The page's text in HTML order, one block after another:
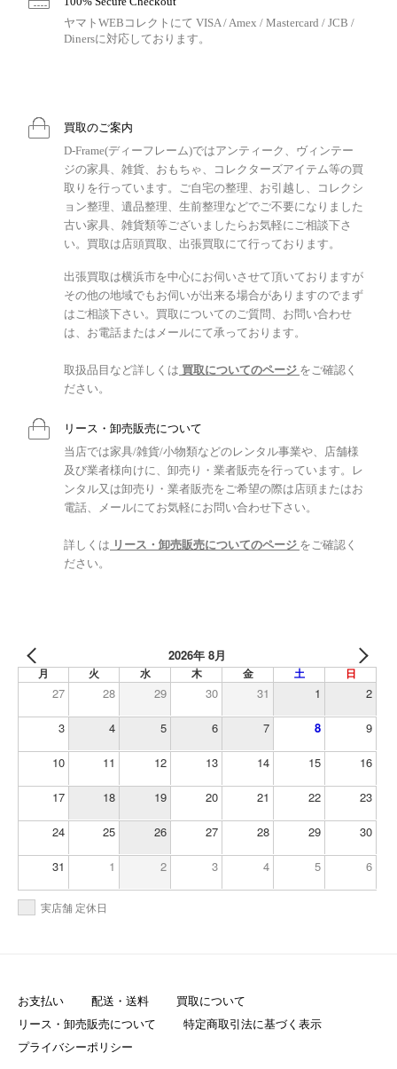
ヤマトWEBコレクトにて VISA / Amex / Mastercard / JCB /
Dinersに対応しております。
買取のご案内
D-Frame(ディーフレーム)ではアンティーク、ヴィンテー
ジの家具、雑貨、おもちゃ、コレクターズアイテム等の買
取りを行っています。ご自宅の整理、お引越し、コレクシ
ョン整理、遺品整理、生前整理などでご不要になりました
古い家具、雑貨類等ございましたらお気軽にご相談下さ
い。買取は店頭買取、出張買取にて行っております。
出張買取は横浜市を中心にお伺いさせて頂いておりますが
その他の地域でもお伺いが出来る場合がありますのでまず
はご相談下さい。買取についてのご質問、お問い合わせ
は、お電話またはメールにて承っております。
取扱品目など詳しくは 買取についてのページ をご確認く
ださい。
リース・卸売販売について
当店では家具/雑貨/小物類などのレンタル事業や、店舗様
及び業者様向けに、卸売り・業者販売を行っています。レ
ンタル又は卸売り・業者販売をご希望の際は店頭またはお
電話、メールにてお気軽にお問い合わせ下さい。
詳しくは リース・卸売販売についてのページ をご確認く
ださい。
2026年 8月
月 火 水 木 金 土 日
27 28 29 30 31 1 2
3 4 5 6 7 8 9
10 11 12 13 14 15 16
17 18 19 20 21 22 23
24 25 26 27 28 29 30
31 1 2 3 4 5 6
実店舗 定休日
お支払い 配送・送料
買取について
リース・卸売販売について
特定商取引法に基づく表示
プライバシーポリシー